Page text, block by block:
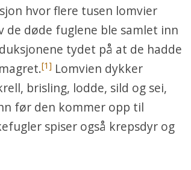
hvor flere tusen lomvier
de døde fuglene ble samlet inn
tydet på at de hadde
[1] Lomvien dykker
brisling, lodde, sild og sei,
før den kommer opp til
spiser også krepsdyr og